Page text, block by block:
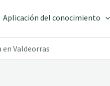
Aplicación del conocimiento
Valdeorras